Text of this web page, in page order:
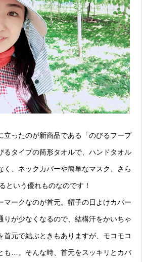
立ったのが新商品である「のびるフープ
るタイプの筒形タオルで、ハンドタオル
く、ネックカバーや簡単なマスク、さら
という優れものなのです！
マークなのが首元。帽子の日よけカバー
りが少なくなるので、結構汗をかいちゃ
首元で結ぶときもありますが、モコモコ
も…。そんな時、首元をスッキリとカバ